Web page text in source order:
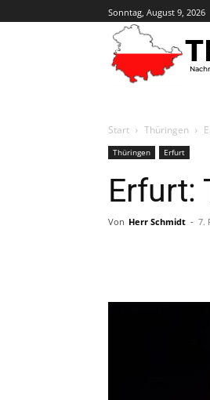
Sonntag, August 9, 2026
Start Thüringen
Thüringen Erfurt
Erfurt:
Von Herr Schmidt - 7.